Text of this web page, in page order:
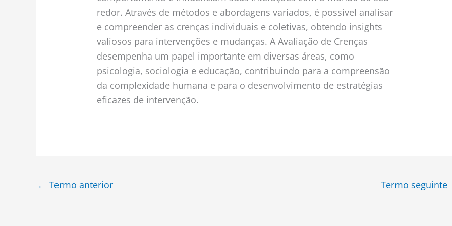
redor. Através de métodos e abordagens variados, é possível analisar
e compreender as crenças individuais e coletivas, obtendo insights
valiosos para intervenções e mudanças. A Avaliação de Crenças
desempenha um papel importante em diversas áreas, como
psicologia, sociologia e educação, contribuindo para a compreensão
da complexidade humana e para o desenvolvimento de estratégias
eficazes de intervenção.
← Termo anterior Termo seguinte